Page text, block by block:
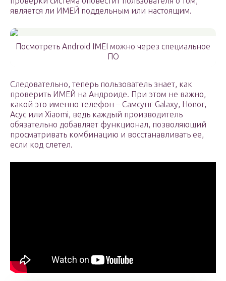
является ли ИМЕЙ поддельным или настоящим.
Посмотреть Android IMEI можно через специальное
ПО
Следовательно, теперь пользователь знает, как
проверить ИМЕЙ на Андроиде. При этом не важно,
какой это именно телефон – Самсунг Galaxy, Honor,
Асус или Xiaomi, ведь каждый производитель
обязательно добавляет функционал, позволяющий
просматривать комбинацию и восстанавливать ее,
если код слетел.